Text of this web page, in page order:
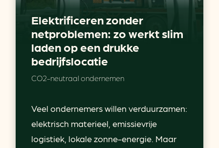
Elektrificeren zonder
netproblemen: zo werkt slim
laden op een drukke
bedrijfslocatie
CO2-neutraal ondernemen
Veel ondernemers willen verduurzamen:
elektrisch materieel, emissievrije
logistiek, lokale zonne-energie. Maar